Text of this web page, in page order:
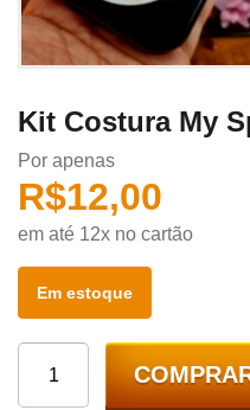
Kit Costura My
Por apenas
R$12,00
em até 12x no cartão
Em estoque